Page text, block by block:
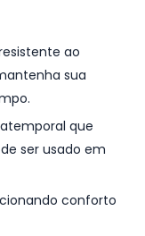
ao
sua
que
ser usado em
conforto